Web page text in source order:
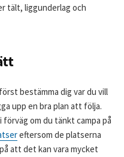
tält, liggunderlag och
bestämma dig var du vill
upp en bra plan att följa.
om du tänkt campa på
eftersom de platserna
att det kan vara mycket